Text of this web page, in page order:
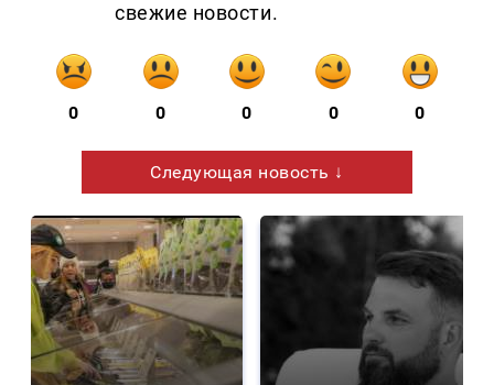
свежие новости.
0 0 0 0 0
Следующая новость ↓